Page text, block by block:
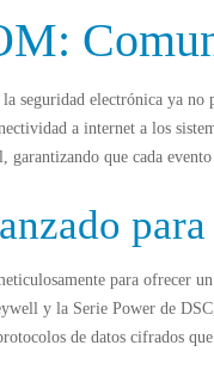
seguridad electrónica ya no
a internet a los
que cada
para ofrecer
y la Serie Power de DSC
de datos cifrados